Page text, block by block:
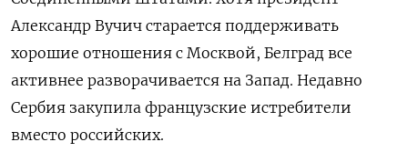
Александр Вучич старается поддерживать
хорошие отношения с Москвой, Белград все
активнее разворачивается на Запад. Недавно
Сербия закупила французские истребители
вместо российских.